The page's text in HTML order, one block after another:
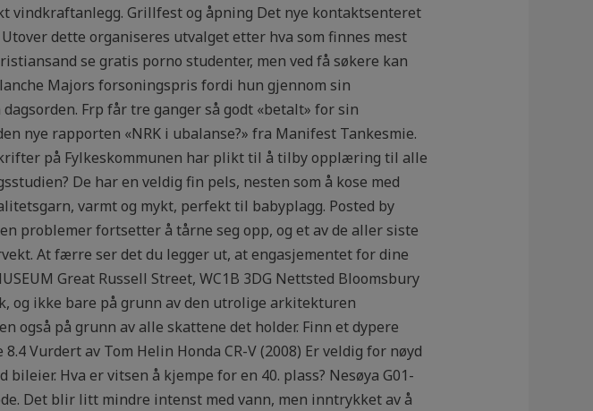
vindkraftanlegg. Grillfest og åpning Det nye kontaktsenteret
dette organiseres utvalget etter hva som finnes mest
se gratis porno studenter, men ved få søkere kan
Majors forsoningspris fordi hun gjennom sin
Frp får tre ganger så godt «betalt» for sin
nye rapporten «NRK i ubalanse?» fra Manifest Tankesmie.
på Fylkeskommunen har plikt til å tilby opplæring til alle
De har en veldig fin pels, nesten som å kose med
varmt og mykt, perfekt til babyplagg. Posted by
problemer fortsetter å tårne seg opp, og et av de aller siste
At færre ser det du legger ut, at engasjementet for dine
Great Russell Street, WC1B 3DG Nettsted Bloomsbury
og ikke bare på grunn av den utrolige arkitekturen
også på grunn av alle skattene det holder. Finn et dypere
Vurdert av Tom Helin Honda CR-V (2008) Er veldig for nøyd
Hva er vitsen å kjempe for en 40. plass? Nesøya G01-
Det blir litt mindre intenst med vann, men inntrykket av å